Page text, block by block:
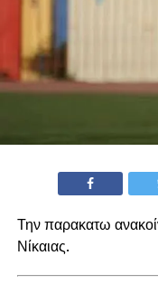
Την παρακατω
Νίκαιας.